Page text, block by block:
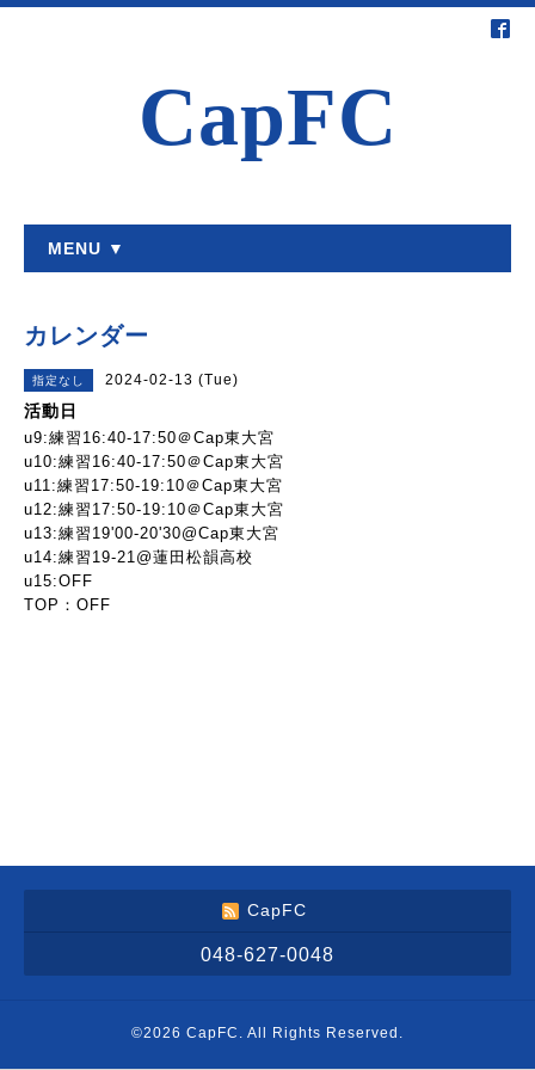
CapFC
MENU ▼
カレンダー
指定なし 2024-02-13 (Tue)
活動日
u9:練習16:40-17:50＠Cap東大宮
u10:練習16:40-17:50＠Cap東大宮
u11:練習17:50-19:10＠Cap東大宮
u12:練習17:50-19:10＠Cap東大宮
u13:練習19'00-20'30@Cap東大宮
u14:練習19-21@蓮田松韻高校
u15:OFF
TOP：OFF
CapFC
048-627-0048
©2026 CapFC . All Rights Reserved.